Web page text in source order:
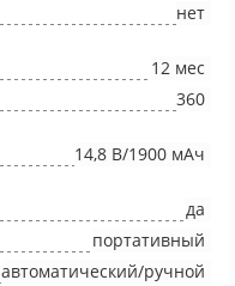
нет
12 мес
360
14,8 В/1900 мАч
да
портативный
автоматический/ручной